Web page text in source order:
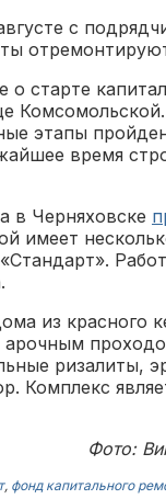
с
о старте
этапы
время
в Черняховске
имеет
из красного
ризалиты,
Комплекс
Фото:
, фонд капитального